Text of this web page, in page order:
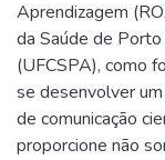
Aprendizagem
da Saúde de
(UFCSPA), como
se desenvolver
de comunicação
proporcione não